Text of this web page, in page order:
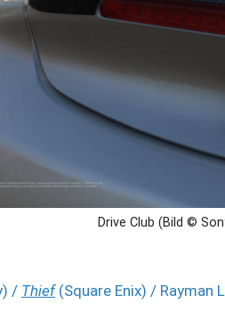
Drive Club (Bild ©
/ Thief(Square Enix) / Rayman